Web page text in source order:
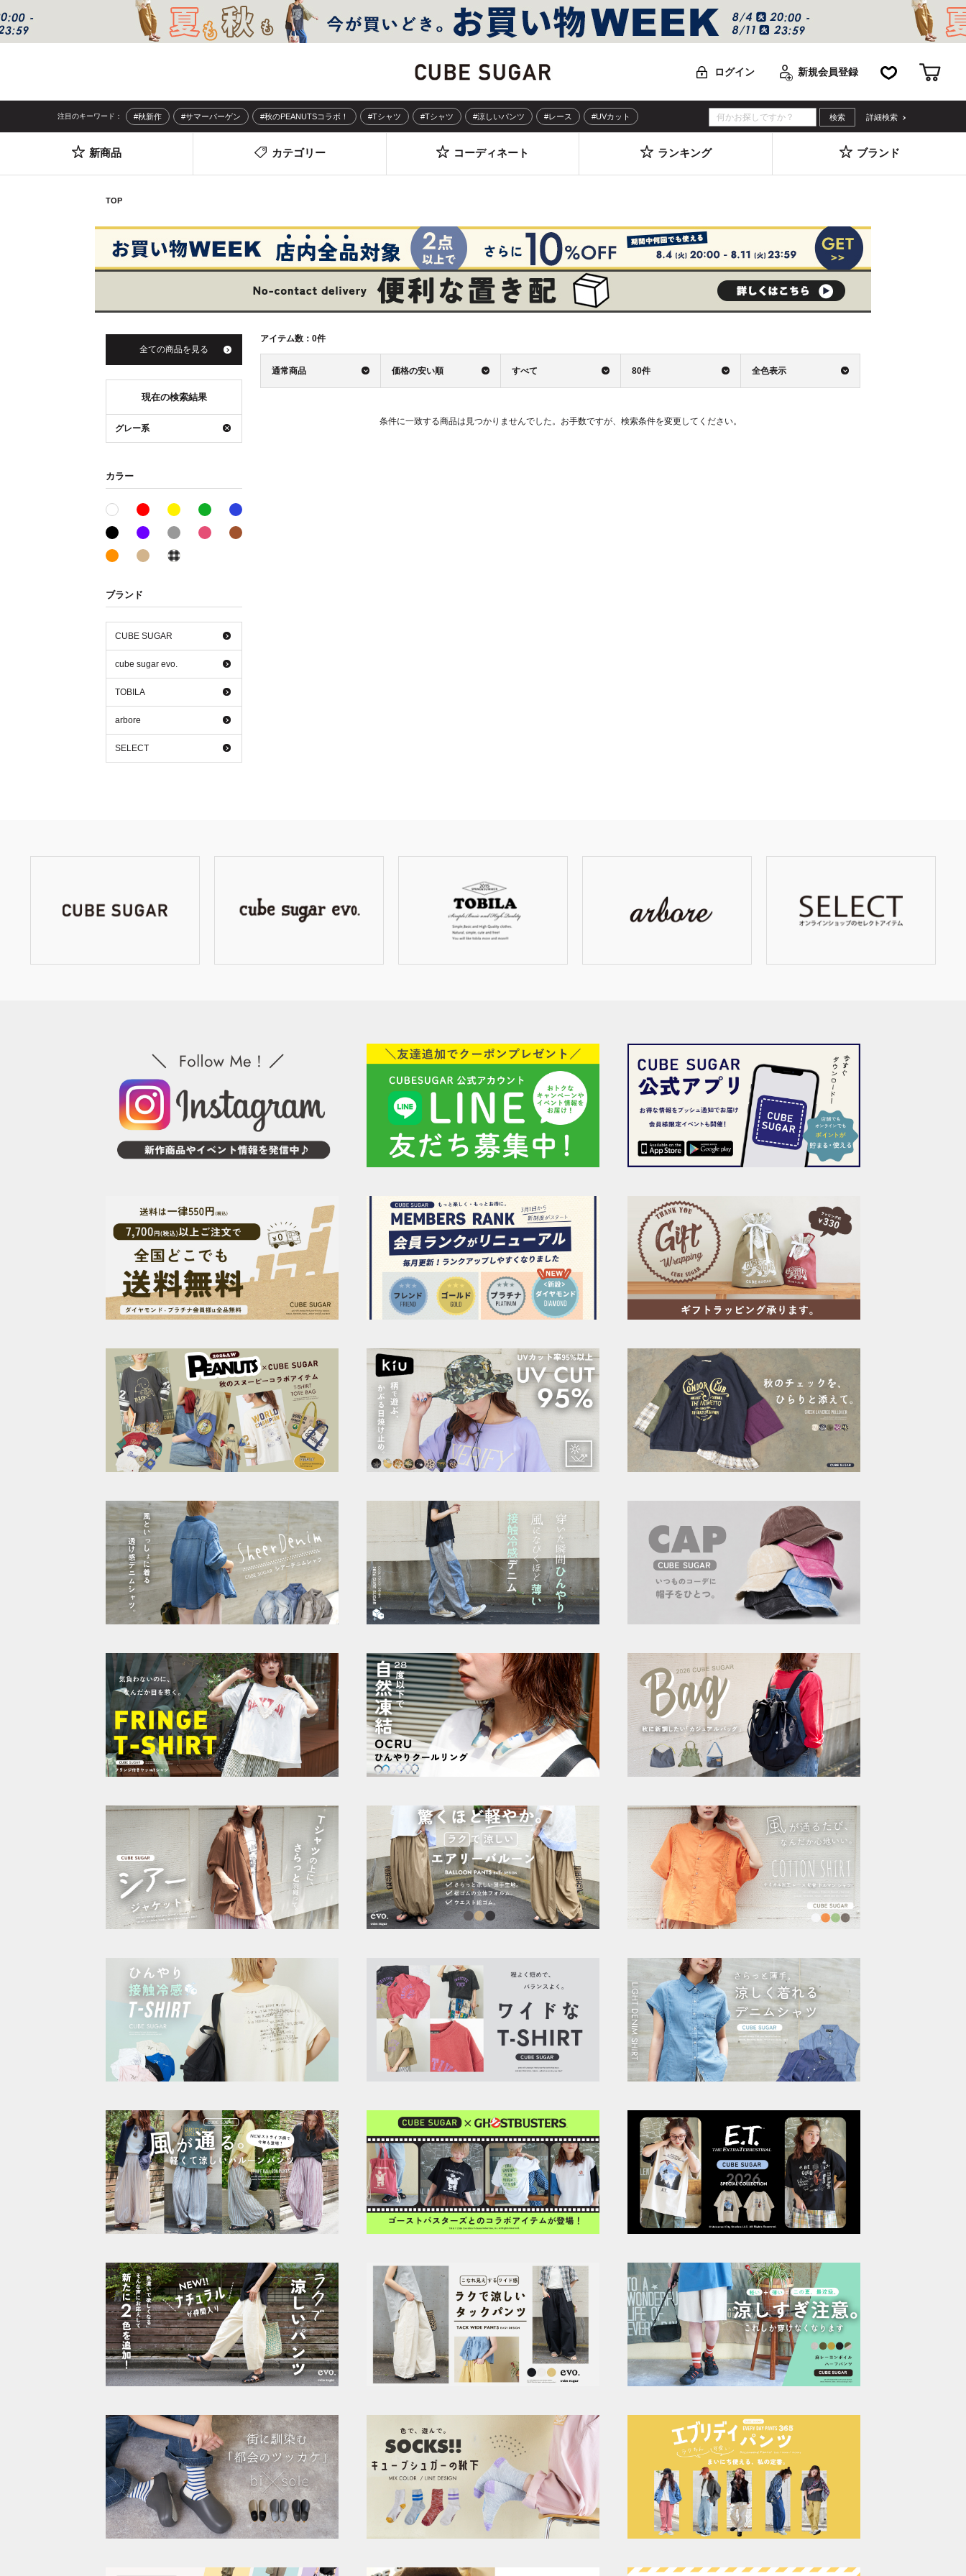
ログイン 新規会員登録 お気に入り
注目のキーワード： #秋新作 #サマーバーゲン #秋のPEANUTSコラボ！ #Tシャツ #Tシャツ #涼しいパンツ #レース #UVカット 詳細検索
新商品 カテゴリー コーディネート ランキング ブランド
TOP
アイテム数： 0件
通常商品 価格の安い順 すべて 80件 全色表示
条件に一致する商品は見つかりませんでした。お手数ですが、検索条件を変更してください。
全ての商品を見る
現在の検索結果
グレー系
カラー
ホワイト系レッド系 イエロー系グリーン系
ブラック系パープル系グレー系 ピンク系
オレンジ系ベージュ系
ブランド
CUBE SUGAR
cube sugar evo.
TOBILA
arbore
SELECT